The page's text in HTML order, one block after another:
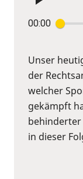
00:00
Unser
der
welcher
gekämpft
in dieser